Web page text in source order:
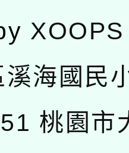
XOOPS
溪海國民
桃園市